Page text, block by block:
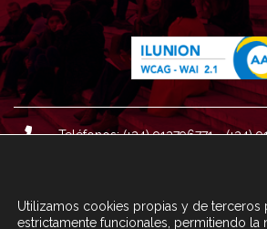
Teléfonos: (+34) 913796771 - (+34)
Correo :
Utilizamos cookies propias y de terceros
estrictamente funcionales, permitiendo la